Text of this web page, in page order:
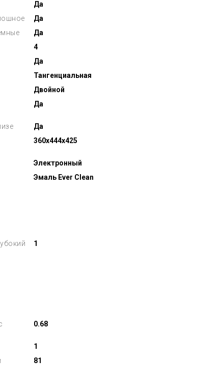
Да
Да
Да
4
Да
Тангенциальная
Двойной
Да
Да
360x444x425
Электронный
Эмаль Ever Clean
1
0.68
1
81